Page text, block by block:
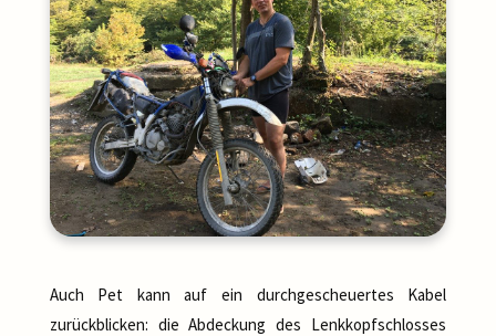
Auch Pet kann auf ein durchgescheuertes Kabel
zurückblicken: die Abdeckung des Lenkkopfschlosses